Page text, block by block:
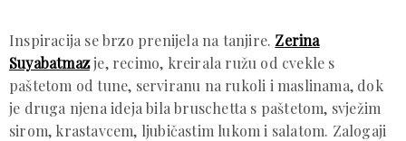
Inspiracija se brzo prenijela na tanjire. Zerina
Suyabatmaz je, recimo, kreirala ružu od cvekle s
paštetom od tune, serviranu na rukoli i maslinama, dok
je druga njena ideja bila bruschetta s paštetom, svježim
sirom, krastavcem, ljubičastim lukom i salatom. Zalogaji